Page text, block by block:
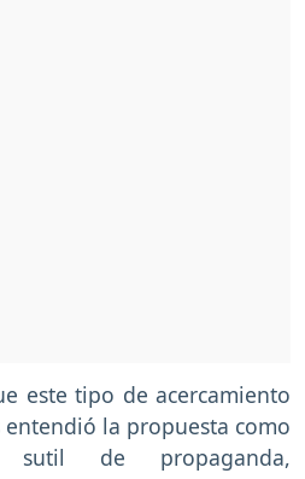
este tipo de acercamiento
la propuesta como
de propaganda,